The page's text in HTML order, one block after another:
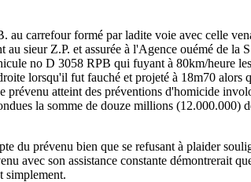
carrefour formé par ladite voie avec celle
sieur Z.P. et assurée à l'Agence ouémé de
no D 3058 RPB qui fuyant à 80km/heure
lorsqu'il fut fauché et projeté à 18m70
atteint des préventions d'homicide
la somme de douze millions (12.000.000)
prévenu bien que se refusant à plaider
avec son assistance constante démontrerait
simplement.